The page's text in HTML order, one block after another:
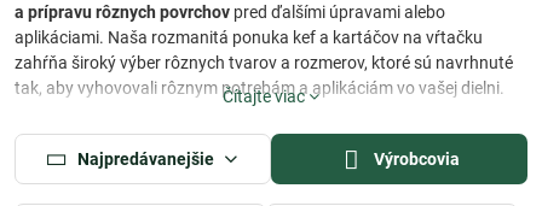
a prípravu rôznych povrchov pred ďalšími úpravami alebo
aplikáciami. Naša rozmanitá ponuka kef a kartáčov na vŕtačku
zahŕňa široký výber rôznych tvarov a rozmerov, ktoré sú navrhnuté
tak, aby vyhovovali rôznym potrebám a aplikáciám vo vašej dielni.
Oceľová kefaakartáč na vŕtačkusú špeciálne navrhnuténa
odstránenie hrdze, korózie a iných nečistôt z kovových povrchov.
Ich robustná konštrukcia akvalitné štetinyumožňujú efektívne
Čítajte viac
Najpredávanejšie Výrobcovia